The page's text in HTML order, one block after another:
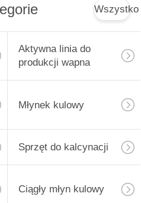
Wszystko
Aktywna linia do
produkcji wapna
Młynek kulowy
Sprzęt do kalcynacji
Ciągły młyn kulowy